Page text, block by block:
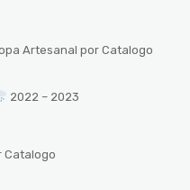
Artesanal por Catalogo
2022 – 2023
Catalogo